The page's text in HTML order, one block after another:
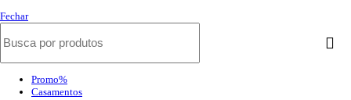
Fechar
Promo%
Casamentos